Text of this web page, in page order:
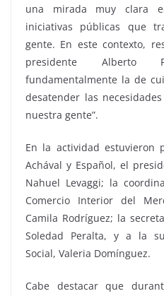
una mirada muy clara
iniciativas públicas que
gente. En este contexto,
presidente Alberto
fundamentalmente la de
desatender las
nuestra gente”.
En la actividad estuvieron
Achával y Español, el
Nahuel Levaggi; la
Comercio Interior del
Camila Rodríguez; la
Soledad Peralta, y a la
Social, Valeria Domínguez.
Cabe destacar que